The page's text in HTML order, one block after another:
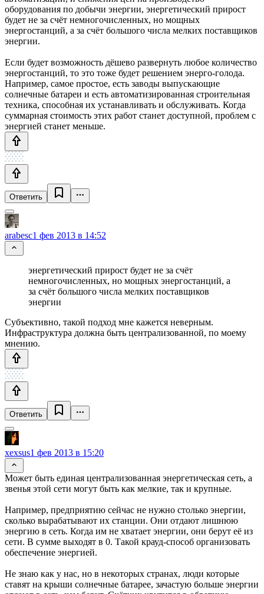
оборудования по добычи энергии, энергетический прирост
будет не за счёт немногочисленных, но мощных
энергостанций, а за счёт большого числа мелких поставщиков
энергии.
Если будет возможность дёшево развернуть любое количество
энергостанций, то это тоже будет решением энерго-голода.
Например, самое простое, есть заводы выпускающие
солнечные батареи и есть автоматизированная строительная
техника, способная их устанавливать и обслуживать. Когда
суммарная стоимость этих работ станет доступной, проблем с
энергией станет меньше.
Ответить
arabesc1 фев 2013 в 14:52
энергетический прирост будет не за счёт
немногочисленных, но мощных энергостанций, а
за счёт большого числа мелких поставщиков
энергии
Субъективно, такой подход мне кажется неверным.
Инфраструктура должна быть централизованной, по моему
мнению.
Ответить
xexsus1 фев 2013 в 15:20
Может быть единая централизованная энергетическая сеть, а
звенья этой сети могут быть как мелкие, так и крупные.
Например, предприятию сейчас не нужно столько энергии,
сколько вырабатывают их станции. Они отдают лишнюю
энергию в сеть. Когда им не хватает энергии, они берут её из
сети. В сумме выходят в 0. Такой крауд-способ организовать
обеспечение энергией.
Не знаю как у нас, но в некоторых странах, люди которые
ставят на крыши солнечные батарее, зачастую больше энергии